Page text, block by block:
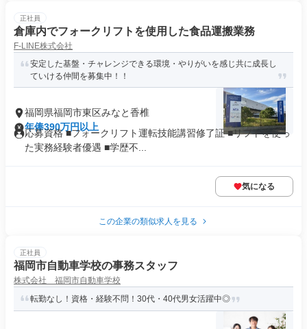
正社員
倉庫内でフォークリフトを使用した食品運搬業務
F-LINE株式会社
安定した基盤・チャレンジできる環境・やりがいを感じ共に成長し
ていける仲間を募集中！！
福岡県福岡市東区みなと香椎
年俸390万円以上
応募資格 ■フォークリフト運転技能講習修了証 ■リフトを使っ
た実務経験者優遇 ■学歴不...
気になる
この企業の類似求人を見る
正社員
福岡市自動車学校の事務スタッフ
株式会社 福岡市自動車学校
転勤なし！資格・経験不問！30代・40代男女活躍中◎